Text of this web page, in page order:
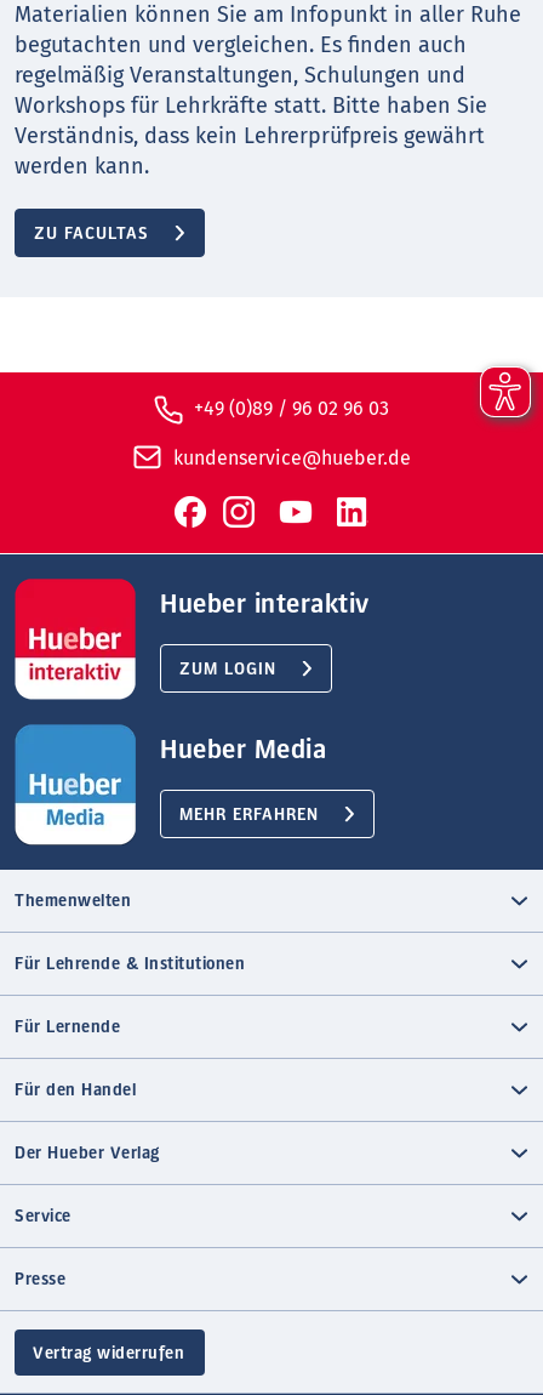
Materialien können Sie am Infopunkt in aller Ruhe
begutachten und vergleichen. Es finden auch
regelmäßig Veranstaltungen, Schulungen und
Workshops für Lehrkräfte statt. Bitte haben Sie
Verständnis, dass kein Lehrerprüfpreis gewährt
werden kann.
ZU FACULTAS
+49 (0)89 / 96 02 96 03
kundenservice@hueber.de
Hueber interaktiv
ZUM LOGIN
Hueber Media
MEHR ERFAHREN
Themenwelten
Für Lehrende & Institutionen
Für Lernende
Für den Handel
Der Hueber Verlag
Service
Presse
Vertrag widerrufen